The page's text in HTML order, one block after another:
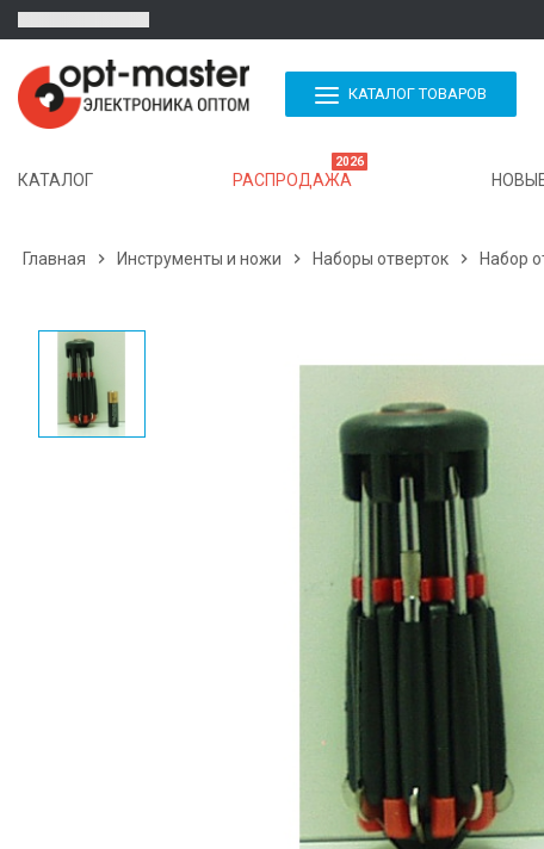
КАТАЛОГ ТОВАРОВ
КАТАЛОГ РАСПРОДАЖА
2026
Главная  Инструменты и ножи  Наборы отверток  Набор